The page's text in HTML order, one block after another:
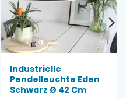
Industrielle
Pendelleuchte Eden
Schwarz Ø 42 Cm